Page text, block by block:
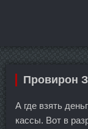
Провирон
А где взять
кассы. Вот в